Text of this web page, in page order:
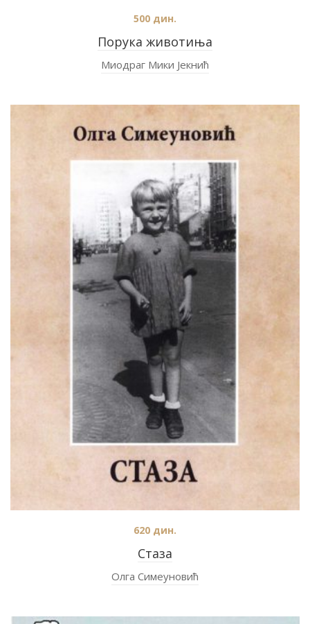
Порука животиња
500 дин.
Миодраг Мики Јекнић
Стаза
620 дин.
Олга Симеуновић